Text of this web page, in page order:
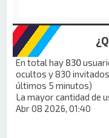
En total hay 830
ocultos y 830
últimos 5 minutos)
La mayor cantidad de
Abr 08 2026, 01:40